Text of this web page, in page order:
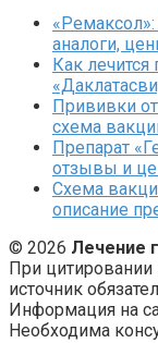
аналоги,
Как
Прививки
схема
Препарат
отзывы и
Схема
описание
© 2026 Лечение
При
источник
Информация на
Необходима